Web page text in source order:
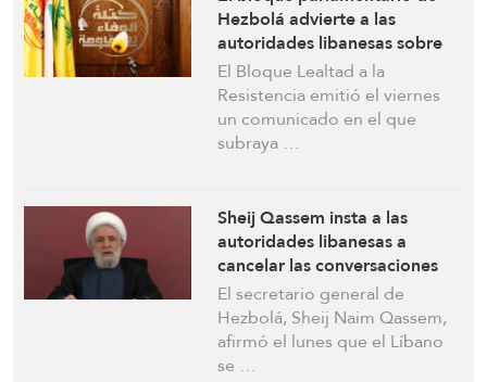
Hezbolá advierte a las
autoridades libanesas sobre
los peligros de las
conversaciones directas con el
enemigo israelí
El Bloque Lealtad a la
Resistencia emitió el viernes
un comunicado en el que
subraya …
Sheij Qassem insta a las
autoridades libanesas a
cancelar las conversaciones
directas con el enemigo: Los
combatientes de Hezbolá
capturarán a soldados
israelíes
El secretario general de
Hezbolá, Sheij Naim Qassem,
afirmó el lunes que el Líbano
se …